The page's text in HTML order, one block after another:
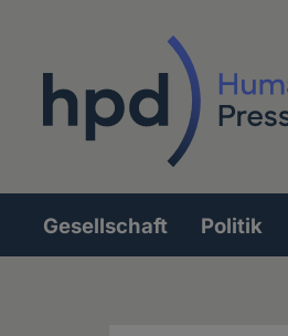
Hauptnavigation
Gesellschaft Politik